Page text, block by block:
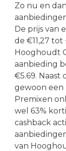
Zo nu en
De prijs van
de €11,27 tot
Hooghoudt
aanbieding
€5.69. Naast
gewoon
Premixen
wel 63%
cashback
van